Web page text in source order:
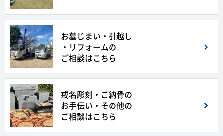
お墓じまい・引越し
・リフォームの
ご相談はこちら
戒名彫刻・ご納骨の
お手伝い・その他の
ご相談はこちら